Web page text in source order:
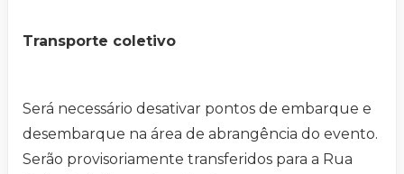
Transporte coletivo
Será necessário desativar pontos de embarque e
desembarque na área de abrangência do evento.
Serão provisoriamente transferidos para a Rua